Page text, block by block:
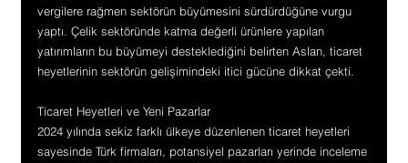
vergilere rağmen sektörün büyümesini sürdürdüğüne vurgu
yaptı. Çelik sektöründe katma değerli ürünlere yapılan
yatırımların bu büyümeyi desteklediğini belirten Aslan, ticaret
heyetlerinin sektörün gelişimindeki itici gücüne dikkat çekti.
Ticaret Heyetleri ve Yeni Pazarlar
2024 yılında sekiz farklı ülkeye düzenlenen ticaret heyetleri
sayesinde Türk firmaları, potansiyel pazarları yerinde inceleme